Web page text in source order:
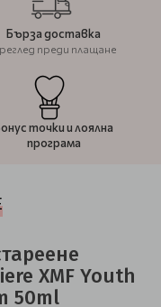
Бърза доставка
преди плащане
точки и лоялна
програма
XMF Youth
50ml